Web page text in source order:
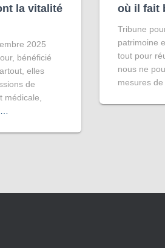
la vitalité
2025
bénéficié
elles
de
médicale,
où il fait
Tribune
patrimoine
tout pour
nous ne
mesures de